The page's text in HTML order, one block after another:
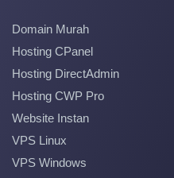
Domain Murah
Hosting CPanel
Hosting DirectAdmin
Hosting CWP Pro
Website Instan
VPS Linux
VPS Windows